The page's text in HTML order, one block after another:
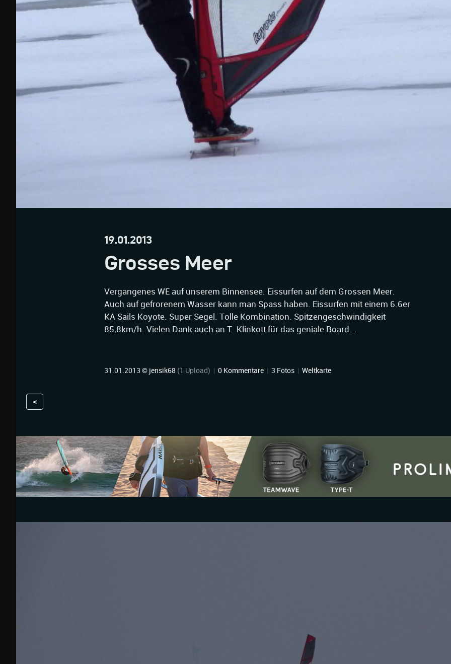
19.01.2013
Grosses Meer
Vergangenes WE auf unserem Binnensee. Eissurfen auf dem Grossen Meer.
Auch auf gefrorenem Wasser kann man Spass haben. Eissurfen mit einem 6.6er
KA Sails Koyote. Super Segel. Tolle Kombination. Spitzengeschwindigkeit
85,8km/h. Vielen Dank auch an T. Klinkott für das geniale Board...
31.01.2013 © jensik68 (1 Upload) | 0 Kommentare | 3 Fotos | Weltkarte
<